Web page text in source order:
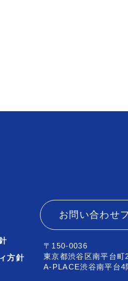
方針
お問い合わせ
〒150-0036
東京都渋谷区南平台町
A-PLACE渋谷南平台4